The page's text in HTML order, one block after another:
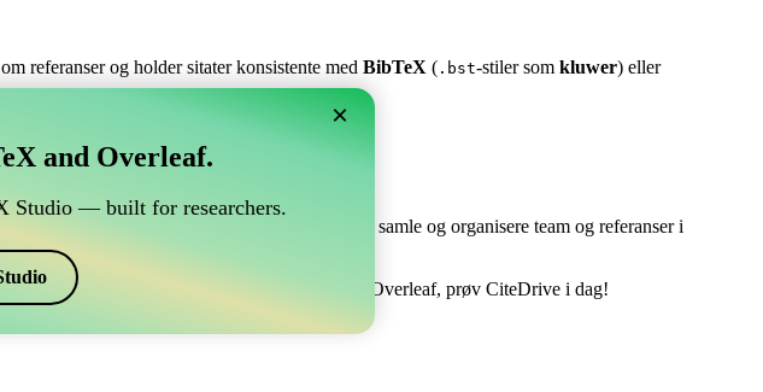
referanser og holder sitater konsistente med BibTeX ( .bst-stiler som kluwer) eller
kobles til Overleaf?
Overleaf?”
kan CiteDrive være perfekt! Det lar deg samle og organisere team og referanser i
en enkel måte å håndtere din bibliografi i Overleaf, prøv CiteDrive i dag!
×
and Overleaf.
Studio — built for researchers.